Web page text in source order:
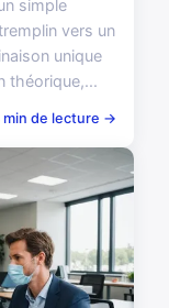
simple
vers un
unique
théorique,...
min de lecture →